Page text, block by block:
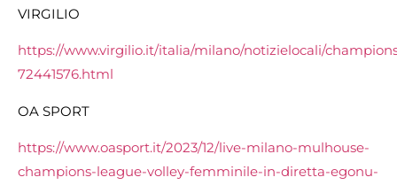
VIRGILIO
https://www.virgilio.it/italia/milano/notizielocali/
72441576.html
OA SPORT
https://www.oasport.it/2023/12/live-milano-mulhouse-
champions-league-volley-femminile-in-diretta-egonu-